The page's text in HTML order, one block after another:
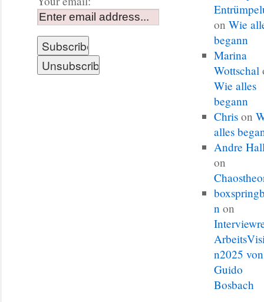
onWie
begann
Marina
Wottschal
Wie alles
begann
Chris on
alles
Andre
on
n on
n2025 von
Guido
Bosbach